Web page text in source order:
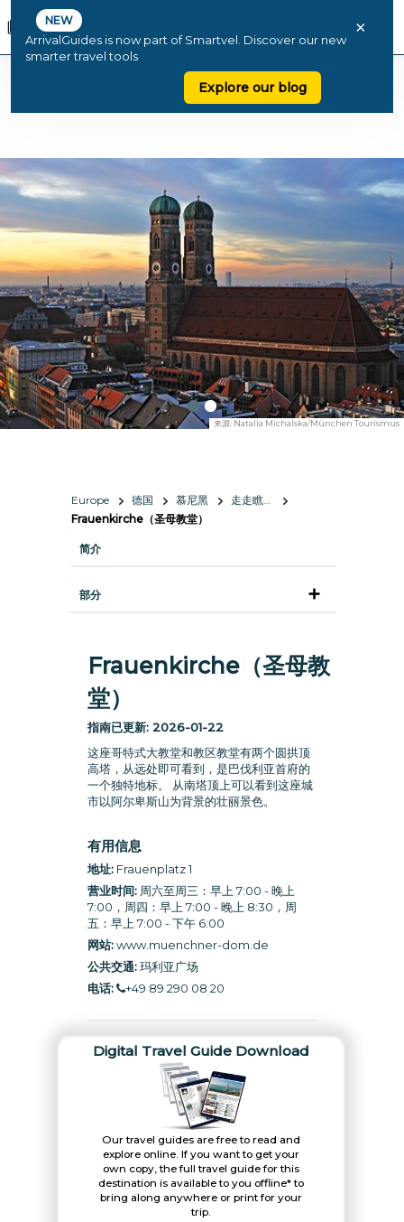
NEW
ArrivalGuides is now part of Smartvel. Discover our new
smarter travel tools
Explore our blog
×
来源: Natalia Michalska/München Tourismus
Europe 德国 慕尼黑
走走瞧瞧
Frauenkirche（圣母教堂）
简介
部分
Frauenkirche（圣母教
堂）
指南已更新: 2026-01-22
这座哥特式大教堂和教区教堂有两个圆拱顶
高塔，从远处即可看到，是巴伐利亚首府的
一个独特地标。 从南塔顶上可以看到这座城
市以阿尔卑斯山为背景的壮丽景色。
有用信息
地址:Frauenplatz 1
营业时间:周六至周三：早上 7:00 - 晚上
7:00，周四：早上 7:00 - 晚上 8:30，周
五：早上 7:00 - 下午 6:00
网站: www.muenchner-dom.de
公共交通:玛利亚广场
电话:
+49 89 290 08 20
Digital Travel Guide Download
Our travel guides are free to read and
explore online. If you want to get your
own copy, the full travel guide for this
destination is available to you offline* to
bring along anywhere or print for your
trip.​